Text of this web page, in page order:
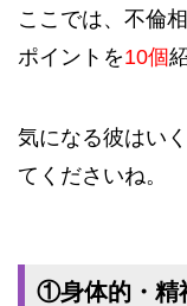
ここでは、不倫
ポイントを10個
気になる彼はい
てくださいね。
①身体的・精